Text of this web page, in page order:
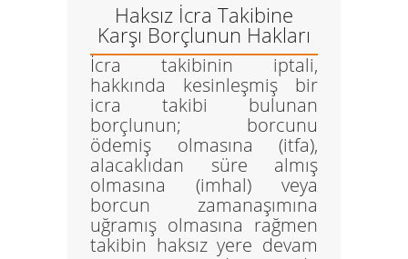
Haksız İcra Takibine
Karşı Borçlunun Hakları
İcra takibinin iptali,
hakkında kesinleşmiş bir
icra takibi bulunan
borçlunun; borcunu
ödemiş olmasına (itfa),
alacaklıdan süre almış
olmasına (imhal) veya
borcun zamanaşımına
uğramış olmasına rağmen
takibin haksız yere devam